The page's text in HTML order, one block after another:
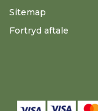
Sitemap
Fortryd aftale